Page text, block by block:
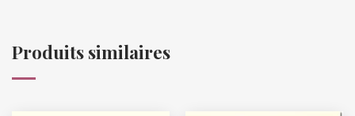
Produits similaires